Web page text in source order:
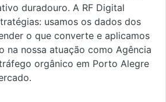
duradouro. A RF Digital
usamos os dados dos
o que converte e aplicamos
na nossa atuação como Agência
orgânico em Porto Alegre